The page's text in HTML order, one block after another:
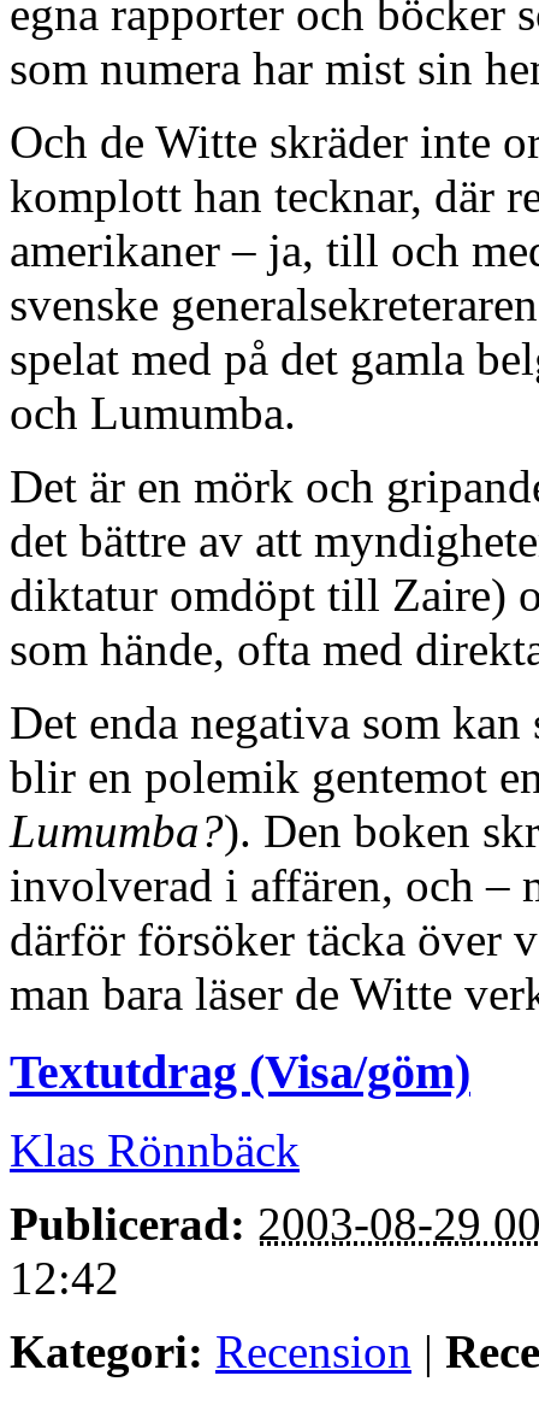
egna rapporter och böcker
som numera har mist sin
Och de Witte skräder inte
komplott han tecknar, där
amerikaner – ja, till och
svenske
spelat med på det gamla
och Lumumba.
Det är en mörk och
det bättre av att
diktatur omdöpt till Zaire)
som hände, ofta med
Det enda negativa som
blir en polemik gentemot
Lumumba?). Den boken
involverad i affären, och –
därför försöker täcka över
man bara läser de Witte
Textutdrag (Visa/göm)
Klas Rönnbäck
Publicerad: 2003-08-29
12:42
Kategori: Recension |